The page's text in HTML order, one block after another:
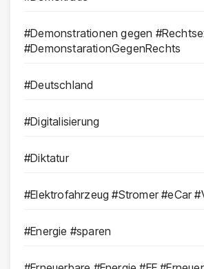
#Demonstrationen gegen
#DemonstarationGegenRechts
#Deutschland
#Digitalisierung
#Diktatur
#Elektrofahrzeug #Stromer #eCar
#Energie #sparen